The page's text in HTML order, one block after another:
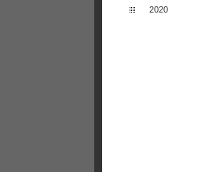
2020